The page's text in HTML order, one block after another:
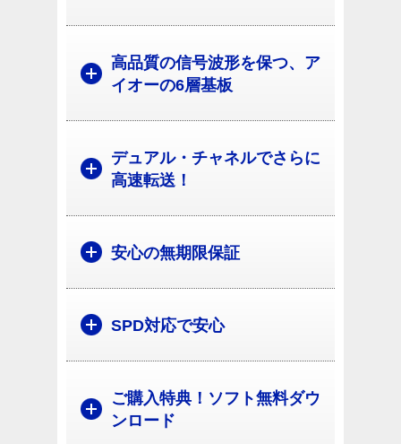
高品質の信号波形を保つ、ア
イオーの6層基板
デュアル・チャネルでさらに
高速転送！
安心の無期限保証
SPD対応で安心
ご購入特典！ソフト無料ダウ
ンロード